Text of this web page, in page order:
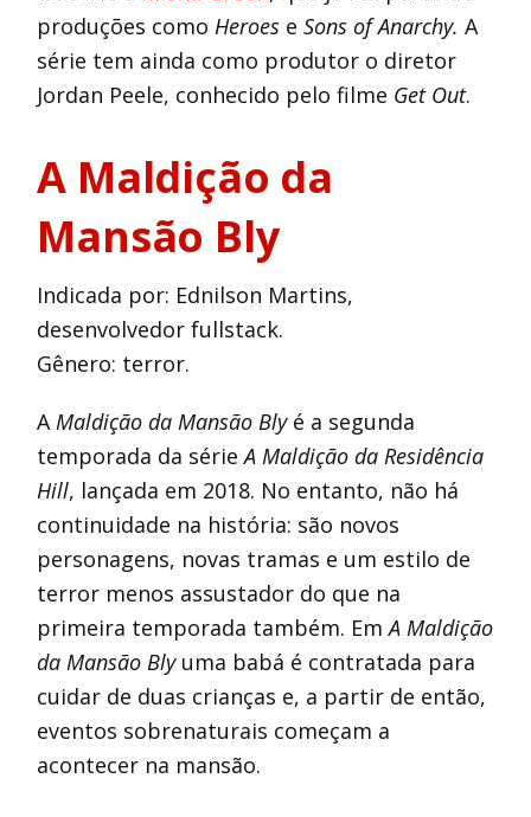
produções comoHeroes eSons of Anarchy. A
série tem ainda como produtor o diretor
Jordan Peele, conhecido pelo filme Get Out.
A Maldição da
Mansão Bly
Indicada por: Ednilson Martins,
desenvolvedor fullstack.
Gênero: terror.
AMaldição da Mansão Blyé a segunda
temporada da sérieA Maldição da Residência
Hill, lançada em 2018. No entanto, não há
continuidade na história: são novos
personagens, novas tramas e um estilo de
terror menos assustador do que na
primeira temporada também. EmA Maldição
da Mansão Blyuma babá é contratada para
cuidar de duas crianças e, a partir de então,
eventos sobrenaturais começam a
acontecer na mansão.